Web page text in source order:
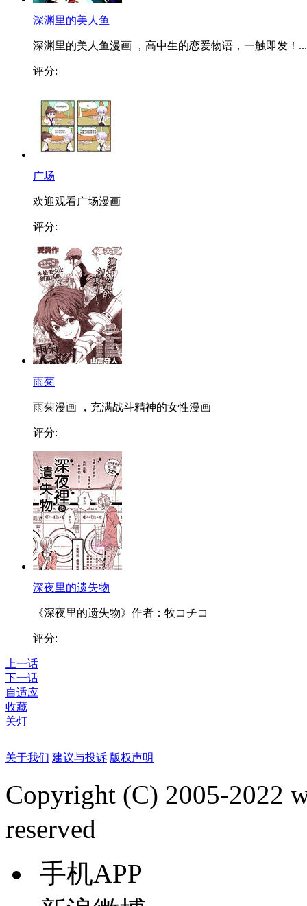
深渊里的美人鱼
深渊里的美人鱼漫画 ，高中生的恋爱物语，一触即发！...
评分:
广场
欢迎观看广场漫画
评分:
雨菊
雨菊漫画 ，充满战斗精神的女性漫画
评分:
深夜里的遗失物
《深夜里的遗失物》作者：牧コチコ
评分:
上一话
下一话
自适应
收藏
关灯
关于我们 建议与投诉 版权声明
Copyright (C) 2005-2022
reserved
手机APP